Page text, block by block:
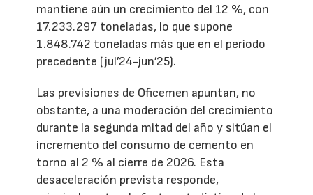
mantiene aún un crecimiento del 12 %, con
17.233.297 toneladas, lo que supone
1.848.742 toneladas más que en el período
precedente (jul’24-jun’25).
Las previsiones de Oficemen apuntan, no
obstante, a una moderación del crecimiento
durante la segunda mitad del año y sitúan el
incremento del consumo de cemento en
torno al 2 % al cierre de 2026. Esta
desaceleración prevista responde,